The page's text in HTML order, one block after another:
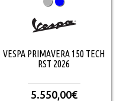
VESPA PRIMAVERA 150 TECH
RST 2026
5.550,00€